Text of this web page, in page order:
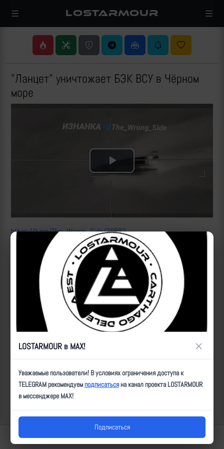
LOSTARMOUR
"Ланцет" уничтожает БЭК ВСУ в Чёрном
море
Play
https://t.me/The_Wrong_Side/29882
| Автор: Magness| Дата:2026-07-07| Просмотров:
Ланцет,плавсредство,уничтожен,мод_н,3р,_ТпВ,_движущаяся
Популярные за сегодня видео
Lostarmour | Carthago Delenda Est | 2014-2026
LOSTARMOUR в MAX! ×
Уважаемые пользователи! В условиях ограничения доступа к
TELEGRAM рекомендуемподписатьсяна канал проекта LOSTARMOUR
в мессенджере MAX!
Подписаться